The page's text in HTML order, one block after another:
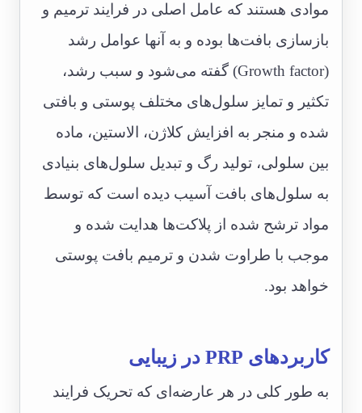
موادی هستند که عامل اصلی در فرایند ترمیم و
بازسازی بافت‌ها بوده و به آنها عوامل رشد
(Growth factor) گفته می‌شود و سبب رشد،
تکثیر و تمایز سلول‌های مختلف پوستی و بافتی
شده و منجر به افزایش کلاژن، الاستین، ماده
بین سلولی، تولید رگ و تبدیل سلول‌های بنیادی
به سلول‌های بافت آسیب دیده است که توسط
مواد ترشح شده از پلاکت‌ها هدایت شده و
موجب با طراوت شدن و ترمیم بافت پوستی
خواهد بود.
کاربردهای PRP در زیبایی
به طور کلی در هر عارضه‌ای که تحریک فرایند